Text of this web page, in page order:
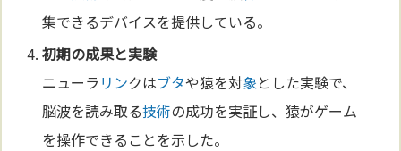
集できるデバイスを提供している。
初期の成果と実験
ニューラ リンクはブタや猿を対象とした実験で、
脳波を読み取る技術の成功を実証し、猿がゲーム
を操作できることを示した。